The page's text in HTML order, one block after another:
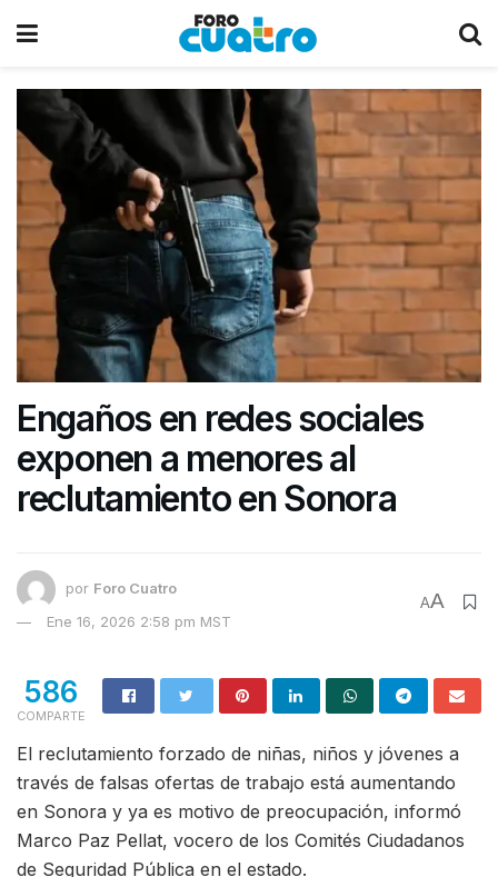
Engaños en redes sociales
exponen a menores al
reclutamiento en Sonora
por Foro Cuatro
Ene 16, 2026 2:58 pm MST
AA
586
COMPARTE
El reclutamiento forzado de niñas, niños y jóvenes a
través de falsas ofertas de trabajo está aumentando
en Sonora y ya es motivo de preocupación, informó
Marco Paz Pellat, vocero de los Comités Ciudadanos
de Seguridad Pública en el estado.